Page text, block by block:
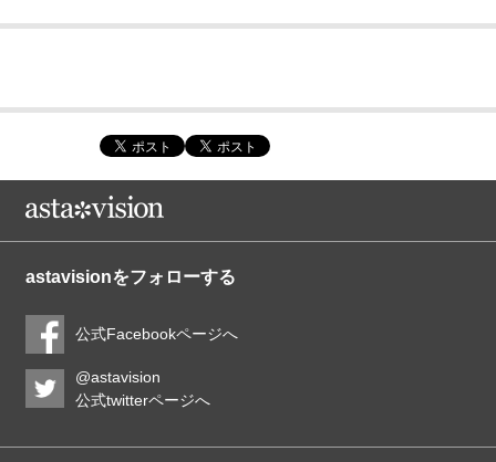
astavisionをフォローする
公式Facebookページへ
@astavision
公式twitterページへ